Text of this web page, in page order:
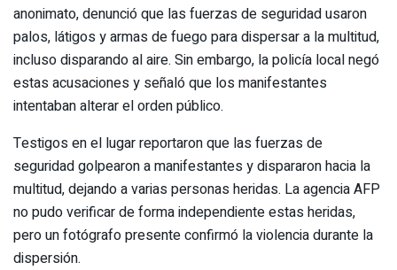
anonimato, denunció que las fuerzas de seguridad usaron
palos, látigos y armas de fuego para dispersar a la multitud,
incluso disparando al aire. Sin embargo, la policía local negó
estas acusaciones y señaló que los manifestantes
intentaban alterar el orden público.
Testigos en el lugar reportaron que las fuerzas de
seguridad golpearon a manifestantes y dispararon hacia la
multitud, dejando a varias personas heridas. La agencia AFP
no pudo verificar de forma independiente estas heridas,
pero un fotógrafo presente confirmó la violencia durante la
dispersión.